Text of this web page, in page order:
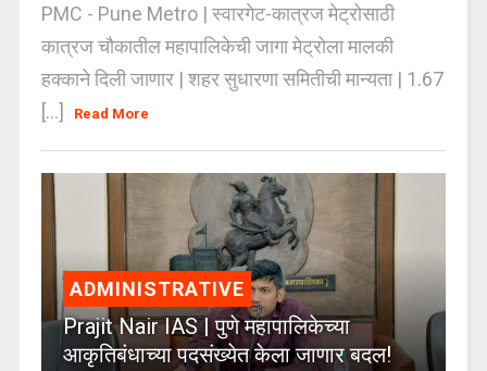
PMC - Pune Metro | स्वारगेट-कात्रज मेट्रोसाठी
कात्रज चौकातील महापालिकेची जागा मेट्रोला मालकी
हक्काने दिली जाणार | शहर सुधारणा समितीची मान्यता | 1.67
[...]
Read More
ADMINISTRATIVE
Prajit Nair IAS | पुणे महापालिकेच्या
आकृतिबंधाच्या पदसंख्येत केला जाणार बदल!